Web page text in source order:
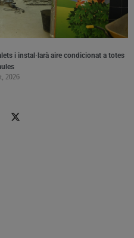
i instal·larà aire condicionat a totes
2026